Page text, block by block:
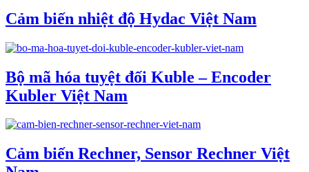
Cảm biến nhiệt độ Hydac Việt Nam
Bộ mã hóa tuyệt đối Kuble – Encoder
Kubler Việt Nam
Cảm biến Rechner, Sensor Rechner Việt